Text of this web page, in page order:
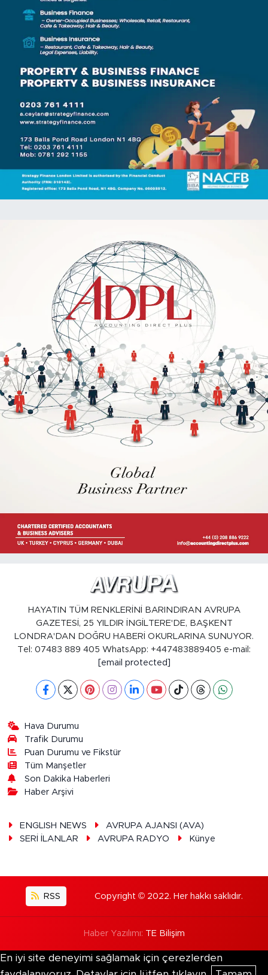
HAYATIN TÜM RENKLERİNİ BARINDIRAN AVRUPA
GAZETESİ, 25 YILDIR İNGİLTERE'DE, BAŞKENT
LONDRA'DAN DOĞRU HABERİ OKURLARINA SUNUYOR.
Tel: 07483 889 405 WhatsApp: +447483889405 e-mail:
[email protected]
Hava Durumu
Trafik Durumu
Puan Durumu ve Fikstür
Tüm Manşetler
Son Dakika Haberleri
Haber Arşivi
ENGLISH NEWS
AVRUPA AJANSI (AVA)
SERİ İLANLAR
AVRUPA RADYO Künye
RSS Copyright © 2022. Her hakkı saklıdır.
Haber Yazılımı: TE Bilişim
En iyi site deneyimi sağlamak için çerezlerden